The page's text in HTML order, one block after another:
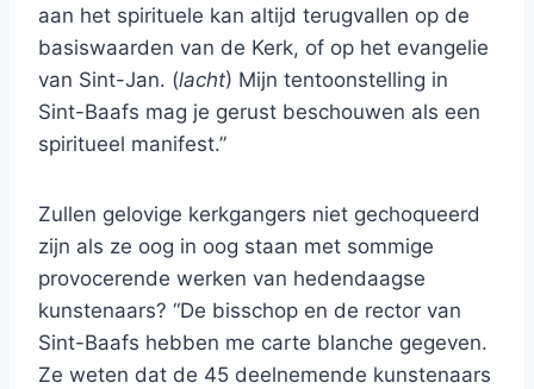
aan het spirituele kan altijd terugvallen op de
basiswaarden van de Kerk, of op het evangelie
van Sint-Jan. (lacht) Mijn tentoonstelling in
Sint-Baafs mag je gerust beschouwen als een
spiritueel manifest.”
Zullen gelovige kerkgangers niet gechoqueerd
zijn als ze oog in oog staan met sommige
provocerende werken van hedendaagse
kunstenaars? “De bisschop en de rector van
Sint-Baafs hebben me carte blanche gegeven.
Ze weten dat de 45 deelnemende kunstenaars